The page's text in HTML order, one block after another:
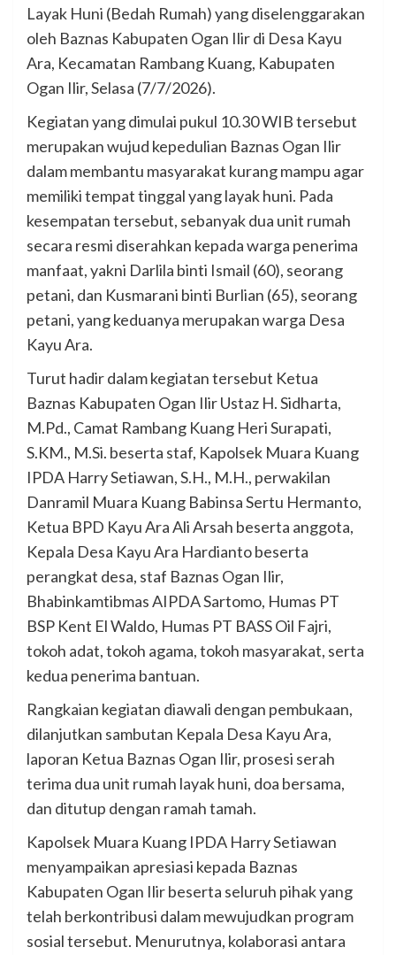
Layak Huni (Bedah Rumah) yang diselenggarakan
oleh Baznas Kabupaten Ogan Ilir di Desa Kayu
Ara, Kecamatan Rambang Kuang, Kabupaten
Ogan Ilir, Selasa (7/7/2026).
Kegiatan yang dimulai pukul 10.30 WIB tersebut
merupakan wujud kepedulian Baznas Ogan Ilir
dalam membantu masyarakat kurang mampu agar
memiliki tempat tinggal yang layak huni. Pada
kesempatan tersebut, sebanyak dua unit rumah
secara resmi diserahkan kepada warga penerima
manfaat, yakni Darlila binti Ismail (60), seorang
petani, dan Kusmarani binti Burlian (65), seorang
petani, yang keduanya merupakan warga Desa
Kayu Ara.
Turut hadir dalam kegiatan tersebut Ketua
Baznas Kabupaten Ogan Ilir Ustaz H. Sidharta,
M.Pd., Camat Rambang Kuang Heri Surapati,
S.KM., M.Si. beserta staf, Kapolsek Muara Kuang
IPDA Harry Setiawan, S.H., M.H., perwakilan
Danramil Muara Kuang Babinsa Sertu Hermanto,
Ketua BPD Kayu Ara Ali Arsah beserta anggota,
Kepala Desa Kayu Ara Hardianto beserta
perangkat desa, staf Baznas Ogan Ilir,
Bhabinkamtibmas AIPDA Sartomo, Humas PT
BSP Kent El Waldo, Humas PT BASS Oil Fajri,
tokoh adat, tokoh agama, tokoh masyarakat, serta
kedua penerima bantuan.
Rangkaian kegiatan diawali dengan pembukaan,
dilanjutkan sambutan Kepala Desa Kayu Ara,
laporan Ketua Baznas Ogan Ilir, prosesi serah
terima dua unit rumah layak huni, doa bersama,
dan ditutup dengan ramah tamah.
Kapolsek Muara Kuang IPDA Harry Setiawan
menyampaikan apresiasi kepada Baznas
Kabupaten Ogan Ilir beserta seluruh pihak yang
telah berkontribusi dalam mewujudkan program
sosial tersebut. Menurutnya, kolaborasi antara